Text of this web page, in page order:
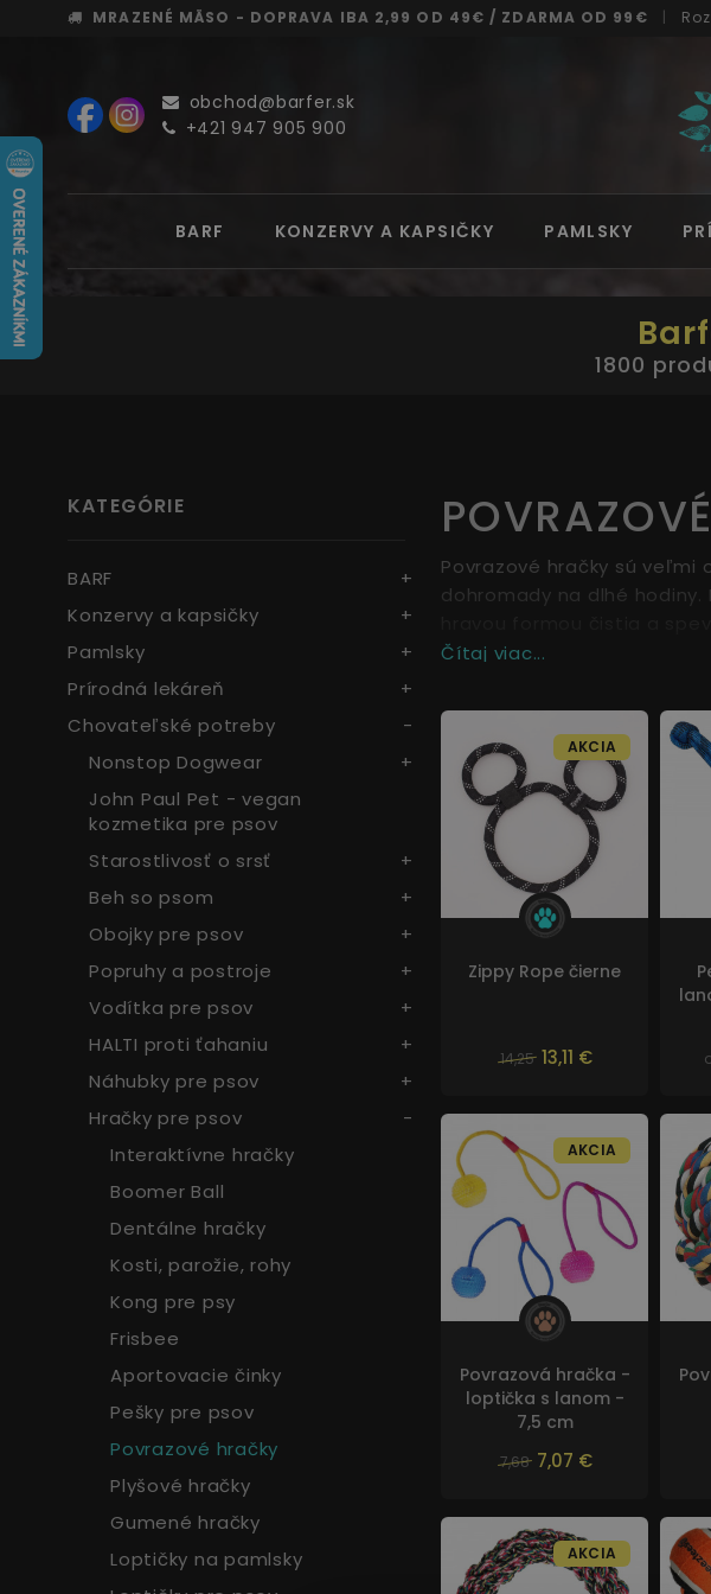
MRAZENÉ MÄSO - DOPRAVA IBA 2,99 OD 49€ / ZDARMA OD 99€
obchod@barfer.sk
+421 947 905 900
BARF KONZERVY A KAPSIČKY PAMLSKY
1800
KATEGÓRIE
BARF
Konzervy a kapsičky
Pamlsky
Prírodná lekáreň
Chovateľské potreby
Nonstop Dogwear
John Paul Pet - vegan
kozmetika pre psov
Starostlivosť o srsť
Beh so psom
Obojky pre psov
Popruhy a postroje
Vodítka pre psov
HALTI proti ťahaniu
Náhubky pre psov
Hračky pre psov
Interaktívne hračky
Boomer Ball
Dentálne hračky
Kosti, parožie, rohy
Kong pre psy
Frisbee
Aportovacie činky
Pešky pre psov
Povrazové hračky
Plyšové hračky
Gumené hračky
Loptičky na pamlsky
Povrazové hračky sú veľmi
dohromady na dlhé
Čítaj viac...
Zippy Rope čierne
14,25 13,11 €
AKCIA
Povrazová hračka -
loptička s lanom -
7,5 cm
7,68 7,07 €
AKCIA
AKCIA